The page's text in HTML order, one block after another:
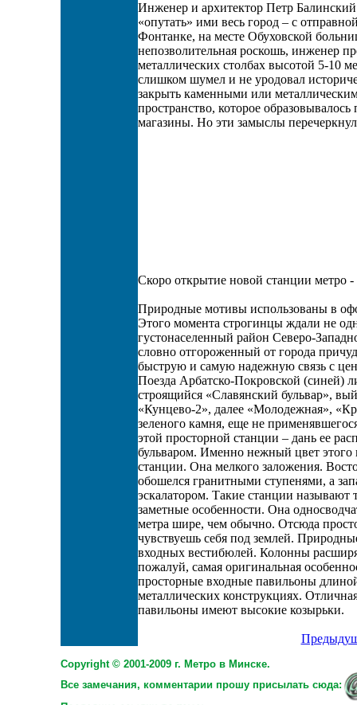
Инженер и архитектор Петр Балинский
«опутать» ими весь город – с
Фонтанке, на месте Обуховской
непозволительная роскошь, инженер
металлических столбах высотой 5-10
слишком шумел и не уродовал
закрыть каменными или
пространство, которое
магазины. Но эти замыслы
Скоро открытие новой станции метро
Природные мотивы использованы в
Этого момента строгинцы ждали не
густонаселенный район Северо-
словно отгороженный от города
быструю и самую надежную связь с
Поезда Арбатско-Покровской (синей)
строящийся «Славянский бульвар»,
«Кунцево-2», далее «Молодежная»,
зеленого камня, еще не
этой просторной станции – дань ее
бульваром. Именно нежный цвет этого
станции. Она мелкого заложения.
обошелся гранитными ступенями, а
эскалатором. Такие станции
заметные особенности. Она
метра шире, чем обычно. Отсюда
чувствуешь себя под землей.
входных вестибюлей. Колонны
пожалуй, самая оригинальная
просторные входные павильоны
металлических конструкциях.
павильоны имеют высокие козырьки.
Copyright © 2001-2009 г. Метро в Минске.
Все замечания, комментарии прошу присылать сюда: